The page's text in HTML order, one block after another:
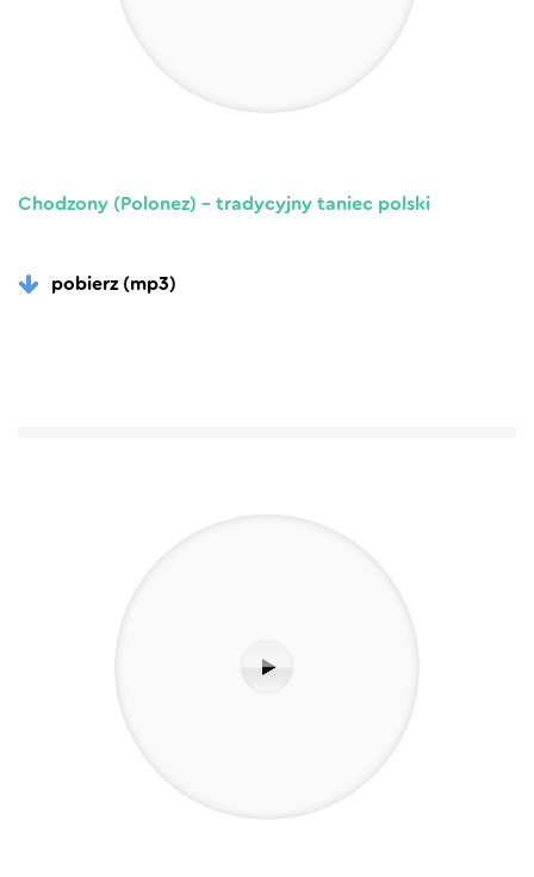
Chodzony (Polonez) – tradycyjny taniec polski
pobierz (mp3)